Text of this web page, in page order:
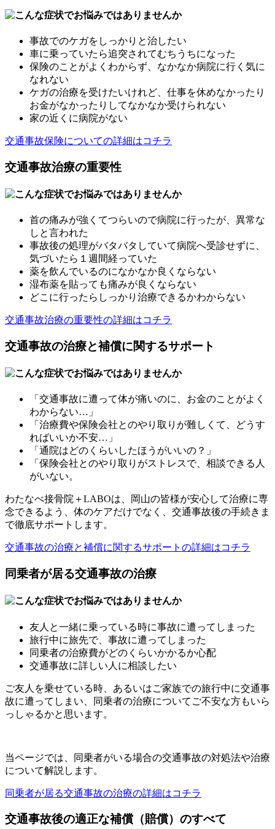
事故でのケガをしっかりと治したい
車に乗っていたら追突されてむちうちになった
保険のことがよくわからず、なかなか病院に行く気に
なれない
ケガの治療を受けたいけれど、仕事を休めなかったり
お金がなかったりしてなかなか受けられない
家の近くに病院がない
交通事故保険についての詳細はコチラ
交通事故治療の重要性
首の痛みが強くてつらいので病院に行ったが、異常な
しと言われた
事故後の処理がバタバタしていて病院へ受診せずに、
気づいたら１週間経っていた
薬を飲んでいるのになかなか良くならない
湿布薬を貼っても痛みが良くならない
どこに行ったらしっかり治療できるかわからない
交通事故治療の重要性の詳細はコチラ
交通事故の治療と補償に関するサポート
「交通事故に遭って体が痛いのに、お金のことがよく
わからない…」
「治療費や保険会社とのやり取りが難しくて、どうす
ればいいか不安…」
「通院はどのくらいしたほうがいいの？」
「保険会社とのやり取りがストレスで、相談できる人
がいない。
わたなべ接骨院＋LABOは、岡山の皆様が安心して治療に専
念できるよう、体のケアだけでなく、交通事故後の手続きま
で徹底サポートします。
交通事故の治療と補償に関するサポートの詳細はコチラ
同乗者が居る交通事故の治療
友人と一緒に乗っている時に事故に遭ってしまった
旅行中に旅先で、事故に遭ってしまった
同乗者の治療費がどのくらいかかるか心配
交通事故に詳しい人に相談したい
ご友人を乗せている時、あるいはご家族での旅行中に交通事
故に遭ってしまい、同乗者の治療についてご不安な方もいら
っしゃるかと思います。
当ページでは、同乗者がいる場合の交通事故の対処法や治療
について解説します。
同乗者が居る交通事故の治療の詳細はコチラ
交通事故後の適正な補償（賠償）のすべて